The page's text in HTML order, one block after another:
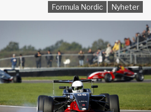
Formula Nordic Nyheter